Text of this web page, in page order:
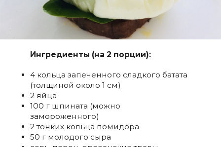
Ингредиенты (на 2 порции):
4 кольца запеченного сладкого батата
(толщиной около 1 см)
2 яйца
100 г шпината (можно
замороженного)
2 тонких кольца помидора
50 г молодого сыра